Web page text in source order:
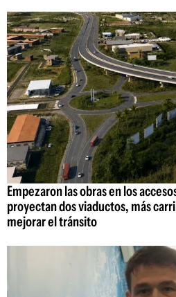
Empezaron las obras en los
proyectan dos viaductos, más
mejorar el tránsito